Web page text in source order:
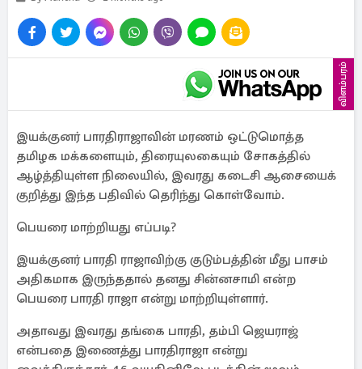
விளம்பரம்
இயக்குனர் பாரதிராஜாவின் மரணம் ஒட்டுமொத்த
தமிழக மக்களையும், திரையுலகையும் சோகத்தில்
ஆழ்த்தியுள்ள நிலையில், இவரது கடைசி ஆசையைக்
குறித்து இந்த பதிவில் தெரிந்து கொள்வோம்.
பெயரை மாற்றியது எப்படி?
இயக்குனர் பாரதி ராஜாவிற்கு குடும்பத்தின் மீது பாசம்
அதிகமாக இருந்ததால் தனது சின்னசாமி என்ற
பெயரை பாரதி ராஜா என்று மாற்றியுள்ளார்.
அதாவது இவரது தங்கை பாரதி, தம்பி ஜெயராஜ்
என்பதை இணைத்து பாரதிராஜா என்று